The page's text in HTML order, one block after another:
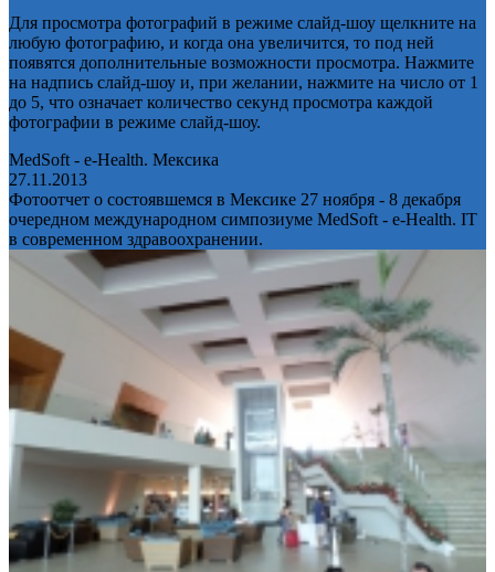
Для просмотра фотографий в режиме слайд-шоу щелкните на
любую фотографию, и когда она увеличится, то под ней
появятся дополнительные возможности просмотра. Нажмите
на надпись слайд-шоу и, при желании, нажмите на число от 1
до 5, что означает количество секунд просмотра каждой
фотографии в режиме слайд-шоу.
MedSoft - e-Health. Мексика
27.11.2013
Фотоотчет о состоявшемся в Мексике 27 ноября - 8 декабря
очередном международном симпозиуме MedSoft - e-Health. IT
в современном здравоохранении.